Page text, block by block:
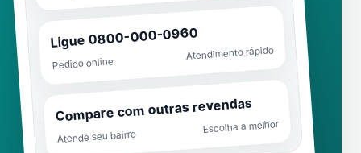
Ligue 0800-000-0960
Pedido online
Atendimento rápido
Compare com outras revendas
Atende seu bairro
Escolha a melhor